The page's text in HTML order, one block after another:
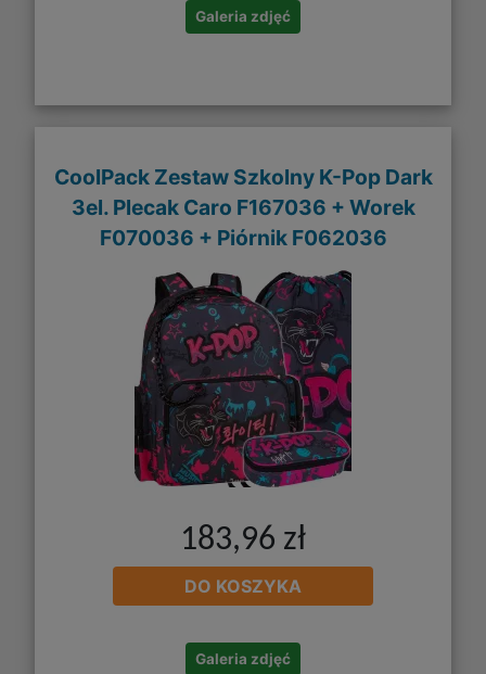
Galeria zdjęć
CoolPack Zestaw Szkolny K-Pop Dark
3el. Plecak Caro F167036 + Worek
F070036 + Piórnik F062036
183,96 zł
DO KOSZYKA
Galeria zdjęć